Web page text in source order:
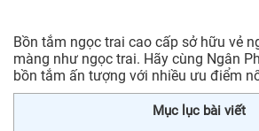
Bồn tắm ngọc trai cao cấp sở hữu vẻ
màng như ngọc trai. Hãy cùng Ngân
bồn tắm ấn tượng với nhiều ưu điểm
Mục lục bài viết